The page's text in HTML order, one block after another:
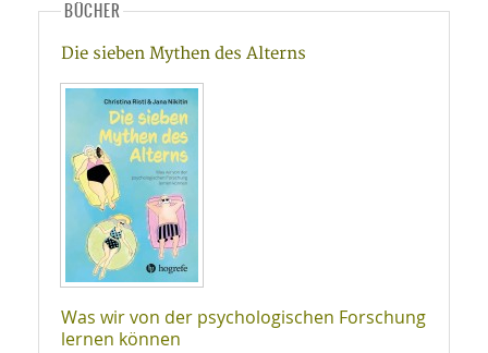
BÜCHER
Die sieben Mythen des Alterns
Was wir von der psychologischen Forschung
lernen können